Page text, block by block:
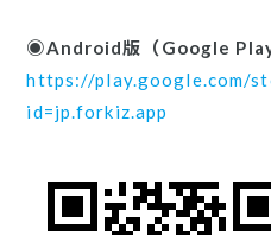
◉Android版（Google Play
https://play.google.com/
id=jp.forkiz.app